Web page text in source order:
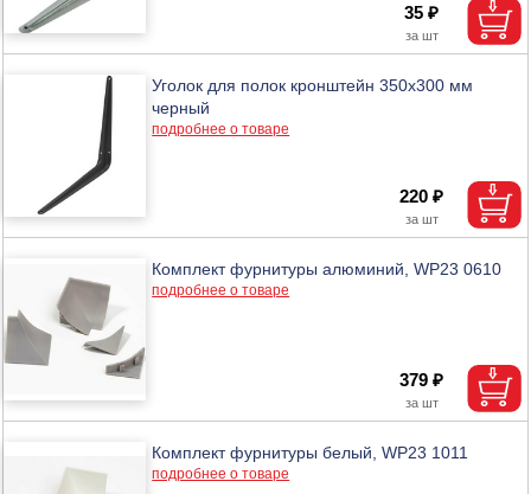
35 ₽
Уголок для полок кронштейн 350х300 мм
черный
подробнее о товаре
220 ₽
Комплект фурнитуры алюминий, WP23 0610
подробнее о товаре
379 ₽
Комплект фурнитуры белый, WP23 1011
подробнее о товаре